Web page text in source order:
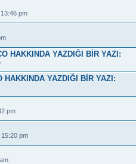
pm
HAKKINDA YAZDIĞI BİR YAZI:
HAKKINDA YAZDIĞI BİR YAZI:
pm
pm